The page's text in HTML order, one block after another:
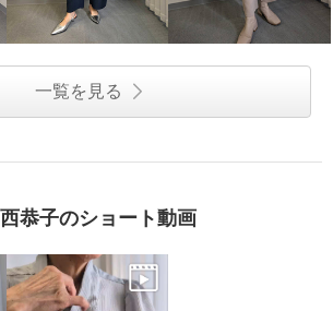
一覧を見る
恭子のショート動画